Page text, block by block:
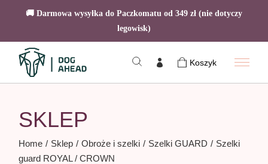
🚚 Darmowa wysyłka do Paczkomatu od 349 zł (nie dotyczy
legowisk)
content
Koszyk
SKLEP
Home Sklep Obroże i szelki Szelki GUARD
Szelki
guard ROYAL / CROWN